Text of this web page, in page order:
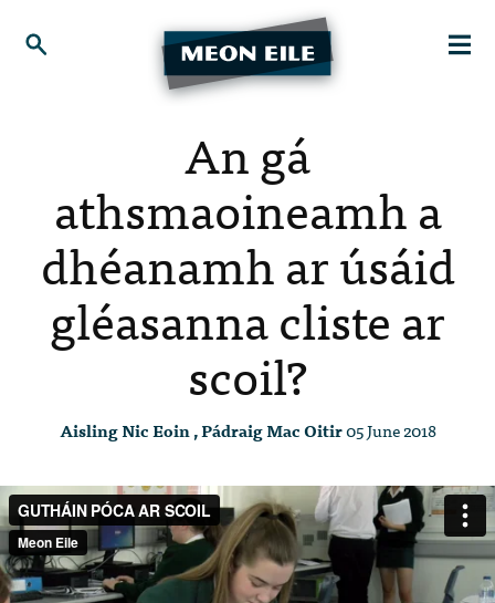
An gá
athsmaoineamh a
dhéanamh ar úsáid
gléasanna cliste ar
scoil?
Aisling Nic Eoin , Pádraig Mac Oitir05 June 2018